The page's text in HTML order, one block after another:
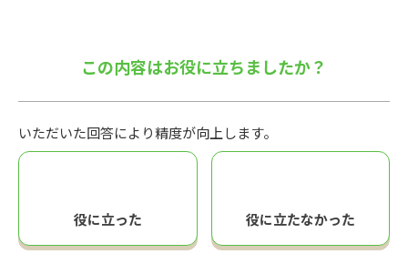
この内容はお役に立ちましたか？
いただいた回答により精度が向上します。
役に立った 役に立たなかった